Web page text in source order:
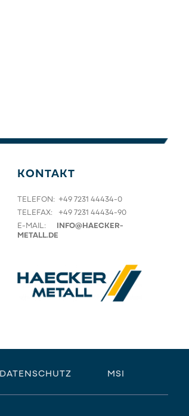
KONTAKT
TELEFON: +49 7231 44434-0
TELEFAX:
+49 7231 44434-90
E-MAIL:
NF H CK
R-
M
T LL D
DATENSCHUTZ MSI